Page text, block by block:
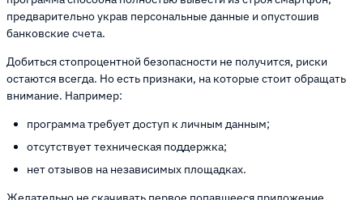
предварительно украв персональные данные и опустошив
банковские счета.
Добиться стопроцентной безопасности не получится, риски
остаются всегда. Но есть признаки, на которые стоит обращать
внимание. Например:
программа требует доступ к личным данным;
отсутствует техническая поддержка;
нет отзывов на независимых площадках.